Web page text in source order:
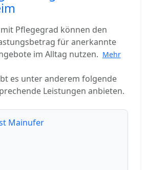
Pflegegrad können den
für anerkannte
im Alltag nutzen. Mehr
es unter anderem folgende
Leistungen anbieten.
Mainufer